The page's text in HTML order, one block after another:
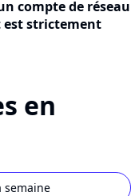
compte de réseau
strictement
en
semaine